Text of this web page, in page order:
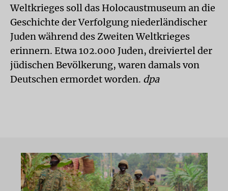
Weltkrieges soll das Holocaustmuseum an die
Geschichte der Verfolgung niederländischer
Juden während des Zweiten Weltkrieges
erinnern. Etwa 102.000 Juden, dreiviertel der
jüdischen Bevölkerung, waren damals von
Deutschen ermordet worden. dpa